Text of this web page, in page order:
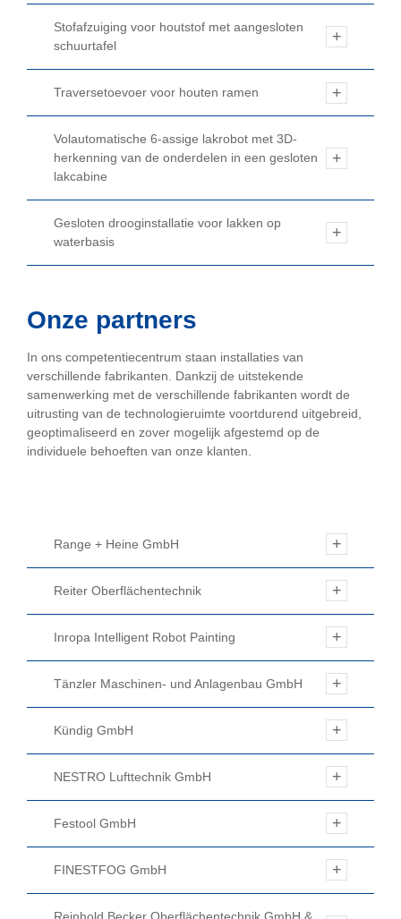
Stofafzuiging voor houtstof met aangesloten
schuurtafel
Traversetoevoer voor houten ramen
Volautomatische 6-assige lakrobot met 3D-
herkenning van de onderdelen in een gesloten
lakcabine
Gesloten drooginstallatie voor lakken op
waterbasis
Onze partners
In ons competentiecentrum staan installaties van
verschillende fabrikanten. Dankzij de uitstekende
samenwerking met de verschillende fabrikanten wordt de
uitrusting van de technologieruimte voortdurend uitgebreid,
geoptimaliseerd en zover mogelijk afgestemd op de
individuele behoeften van onze klanten.
Range + Heine GmbH
Reiter Oberflächentechnik
Inropa Intelligent Robot Painting
Tänzler Maschinen- und Anlagenbau GmbH
Kündig GmbH
NESTRO Lufttechnik GmbH
Festool GmbH
FINESTFOG GmbH
Reinhold Becker Oberflächentechnik GmbH &